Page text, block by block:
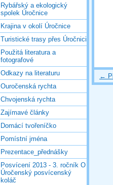
←
Rybářský a ekologický
spolek Úročnice
Krajina v okolí Úročnice
Turistické trasy přes Úročnici
Použitá literatura a
fotografové
Odkazy na literaturu
Ouročenská rychta
Chvojenská rychta
Zajímavé články
Domácí tvořeníčko
Pomístní jména
Prezentace_přednášky
Posvícení 2013 - 3. ročník O
Úročenský posvícenský
koláč